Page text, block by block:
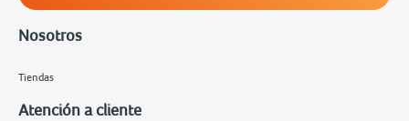
Nosotros
Tiendas
Atención a cliente